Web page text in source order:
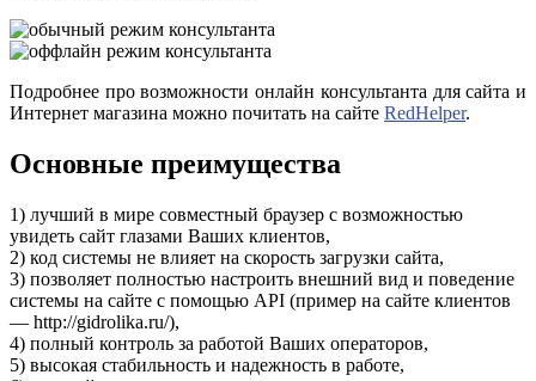
Подробнее про возможности онлайн консультанта для сайта и
Интернет магазина можно почитать на сайте RedHelper.
Основные преимущества
1) лучший в мире совместный браузер с возможностью
увидеть сайт глазами Ваших клиентов,
2) код системы не влияет на скорость загрузки сайта,
3) позволяет полностью настроить внешний вид и поведение
системы на сайте с помощью API (пример на сайте клиентов
— http://gidrolika.ru/),
4) полный контроль за работой Ваших операторов,
5) высокая стабильность и надежность в работе,